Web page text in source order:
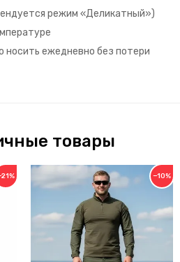
режим «Деликатный»)
носить ежедневно без потери
товары
−10%